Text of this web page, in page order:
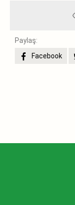
Paylaş:
Facebook